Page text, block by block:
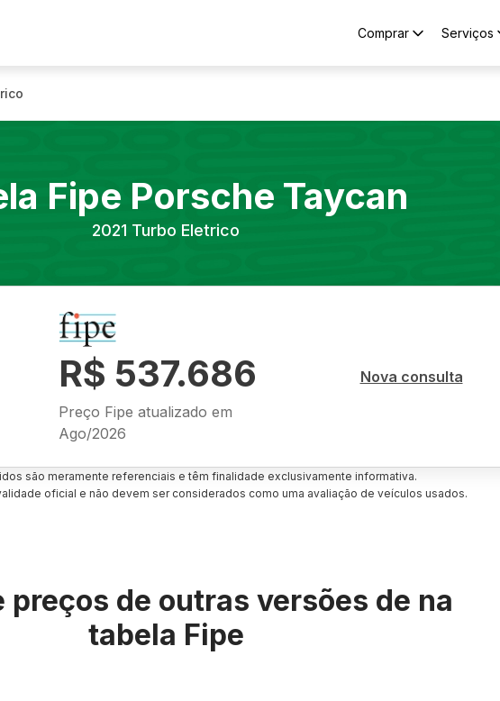
Comprar Serviços
Fipe Porsche Taycan
2021 Turbo Eletrico
R$ 537.686
Preço Fipe atualizado em
Ago/2026
Nova consulta
são meramente referenciais e têm finalidade exclusivamente informativa.
oficial e não devem ser considerados como uma avaliação de veículos usados.
preços de outras versões de na
tabela Fipe